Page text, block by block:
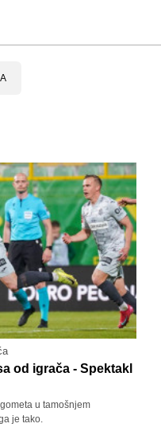
od igrača - Spektakl
u tamošnjem
je tako.